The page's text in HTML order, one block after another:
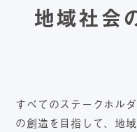
地域社会
すべてのステークホル
の創造を目指して、地